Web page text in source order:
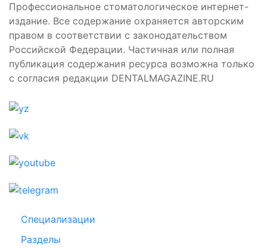
Профессиональное стоматологическое интернет-
издание. Все содержание охраняется авторским
правом в соответствии с законодательством
Российской Федерации. Частичная или полная
публикация содержания ресурса возможна только
с согласия редакции DENTALMAGAZINE.RU
Специализации
Разделы